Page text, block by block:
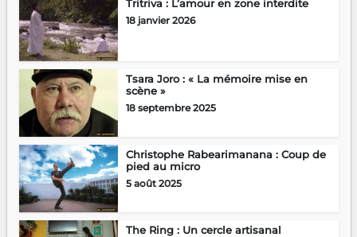
Tritriva : L’amour en zone interdite
18 janvier 2026
Tsara Joro : « La mémoire mise en
scène »
18 septembre 2025
Christophe Rabearimanana : Coup de
pied au micro
5 août 2025
The Ring : Un cercle artisanal